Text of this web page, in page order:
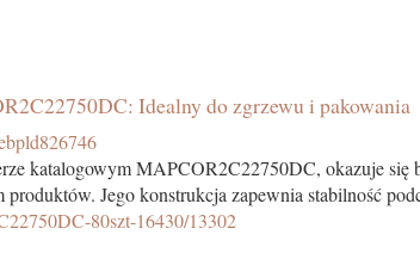
Idealny do zgrzewu i pakowania
katalogowym MAPCOR2C22750DC, okazuje się
produktów. Jego konstrukcja zapewnia stabilność
80szt-16430/13302